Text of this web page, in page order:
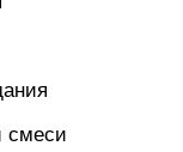
смеси